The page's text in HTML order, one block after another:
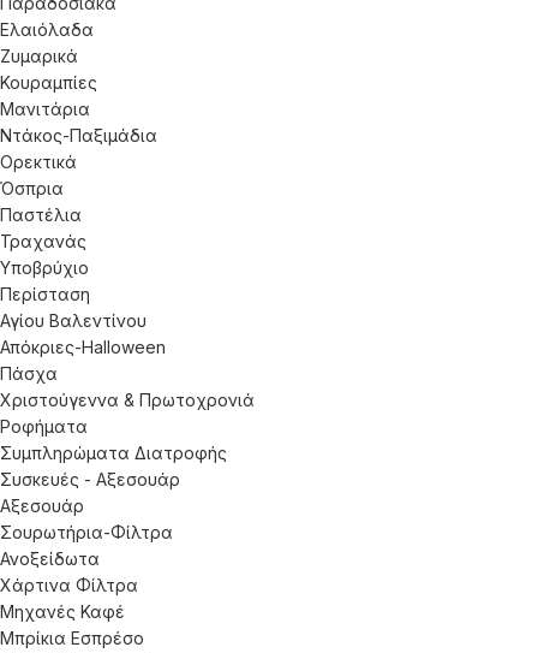
Ελαιόλαδα
Ζυμαρικά
Κουραμπίες
Μανιτάρια
Ντάκος-Παξιμάδια
Ορεκτικά
Όσπρια
Παστέλια
Τραχανάς
Υποβρύχιο
Περίσταση
Αγίου Βαλεντίνου
Απόκριες-Halloween
Πάσχα
Χριστούγεννα & Πρωτοχρονιά
Ροφήματα
Συμπληρώματα Διατροφής
Συσκευές - Αξεσουάρ
Αξεσουάρ
Σουρωτήρια-Φίλτρα
Ανοξείδωτα
Χάρτινα Φίλτρα
Μηχανές Καφέ
Μπρίκια Εσπρέσο